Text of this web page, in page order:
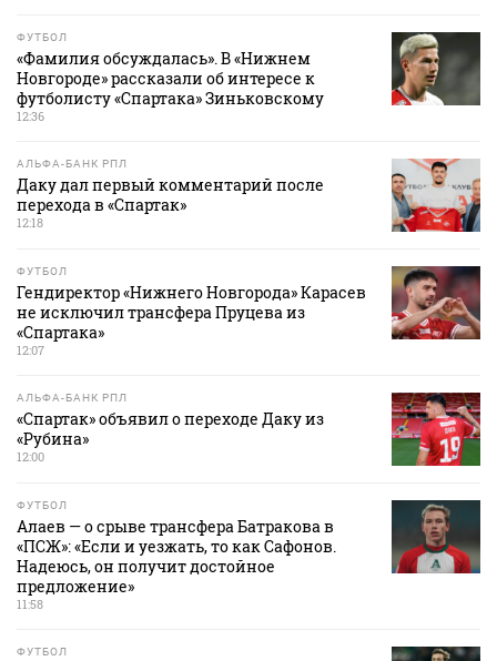
ФУТБОЛ
«Фамилия обсуждалась». В «Нижнем
Новгороде» рассказали об интересе к
футболисту «Спартака» Зиньковскому
12:36
АЛЬФА-БАНК РПЛ
Даку дал первый комментарий после
перехода в «Спартак»
12:18
ФУТБОЛ
Гендиректор «Нижнего Новгорода» Карасев
не исключил трансфера Пруцева из
«Спартака»
12:07
АЛЬФА-БАНК РПЛ
«Спартак» объявил о переходе Даку из
«Рубина»
12:00
ФУТБОЛ
Алаев — о срыве трансфера Батракова в
«ПСЖ»: «Если и уезжать, то как Сафонов.
Надеюсь, он получит достойное
предложение»
11:58
ФУТБОЛ